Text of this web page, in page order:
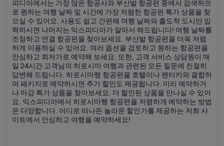
피디아에서는 가장 많은 항공사와 부산발 항공편 중에서 검색하므
로 원하는 여행 날짜 및 시간에 가장 저렴한 항공편 특가 상품을 찾
으실 수 있어요. 사용도 쉽고 간편해 여행 날짜와 출도착 도시만 입
력하시면 나머지는 익스피디아가 알아서 해드립니다! 여행 날짜를
조정하고 연결 항공편을 찾아보세요. 부산발 항공편을 더욱 저렴
하게 이용하실 수 있어요. 여러 옵션을 검토하고 원하는 항공편을
안심하고 최저가로 예약해 보세요. 또한, 고객 서비스 상담원이 매
일 24시간 고객님의 히로시마 여행과 관련된 모든 질문에 친절히
답변해 드립니다. 히로시마행 항공편을 호텔이나 렌터카와 결합하
여 패키지로 예약하시면 추가 할인도 제공됩니다. 미리 예약하거
나 마감 특가 상품을 찾아보세요. 더 할인된 상품을 만나실 수 있어
요. 익스피디아에서 히로시마행 항공편을 저렴하게 예약하는 방법
은 다양합니다. 어디로 떠나든 놀라운 할인가를 제공하는 저희 사
이트에서 안심하고 여행을 예약하세요!